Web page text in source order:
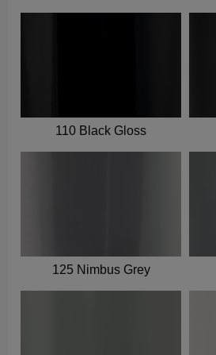
110 Black Gloss
125 Nimbus Grey